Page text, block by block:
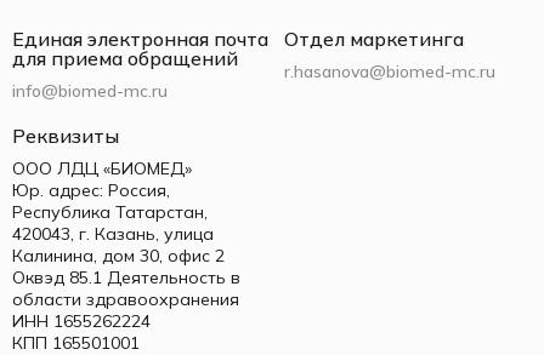
Единая электронная почта
для приема обращений
info@biomed-mc.ru
Отдел маркетинга
r.hasanova@biomed-mc.ru
Реквизиты
ООО ЛДЦ «БИОМЕД»
Юр. адрес: Россия,
Республика Татарстан,
420043, г. Казань, улица
Калинина, дом 30, офис 2
Оквэд 85.1 Деятельность в
области здравоохранения
ИНН 1655262224
КПП 165501001